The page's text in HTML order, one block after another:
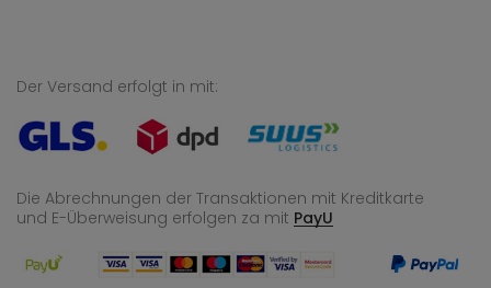
Der Versand erfolgt in mit:
Die Abrechnungen der Transaktionen mit Kreditkarte
und E-Überweisung erfolgen za mit PayU